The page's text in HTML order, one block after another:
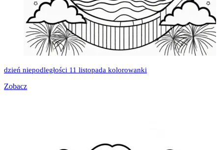
dzień niepodległości 11 listopada kolorowanki
Zobacz